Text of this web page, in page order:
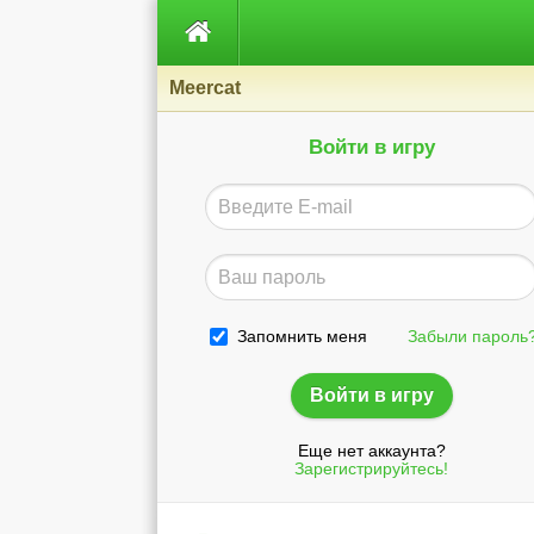

Meercat
Войти в игру
Запомнить меня Забыли
Еще нет аккаунта?
Зарегистрируйтесь!